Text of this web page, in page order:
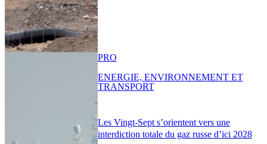
Les Vingt-Sept s’orientent vers une
interdiction totale du gaz russe d’ici 2028
PRO
ENERGIE, ENVIRONNEMENT ET
TRANSPORT